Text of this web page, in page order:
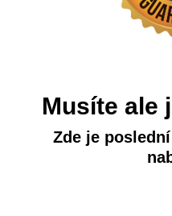
Musíte ale
Zde je